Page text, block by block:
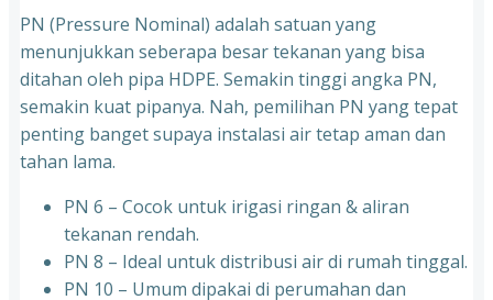
PN (Pressure Nominal) adalah satuan yang
menunjukkan seberapa besar tekanan yang bisa
ditahan oleh pipa HDPE. Semakin tinggi angka PN,
semakin kuat pipanya. Nah, pemilihan PN yang tepat
penting banget supaya instalasi air tetap aman dan
tahan lama.
PN 6 – Cocok untuk irigasi ringan & aliran
tekanan rendah.
PN 8 – Ideal untuk distribusi air di rumah tinggal.
PN 10 – Umum dipakai di perumahan dan